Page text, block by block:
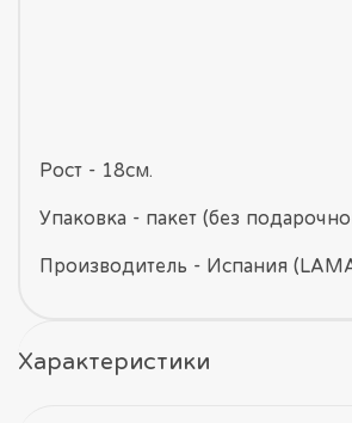
Рост - 18см.
Упаковка - пакет (без
Производитель - Испания
Характеристики